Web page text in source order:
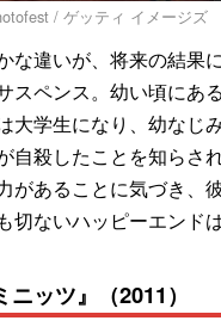
/ ゲッティ イメージズ
な違いが、将来の結果
スペンス。幼い頃にあ
大学生になり、幼なじ
自殺したことを知らさ
があることに気づき、
切ないハッピーエンドは
ニッツ』（2011）